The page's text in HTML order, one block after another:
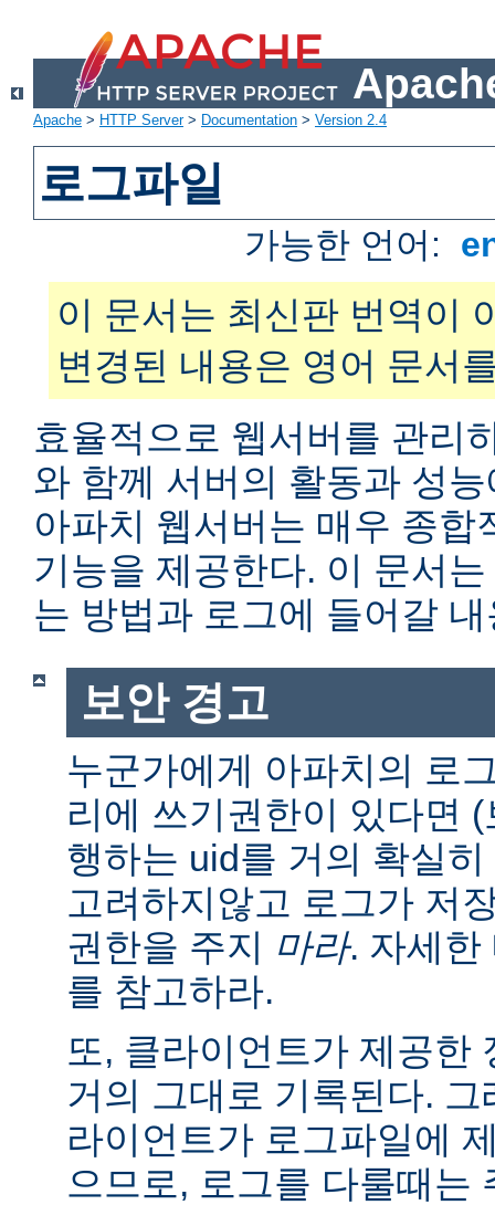
Apache > HTTP Server> Documentation > Version 2.4
로그파일
가능한 언어:
이 문서는 최신판 번역이
변경된 내용은 영어 문서
효율적으로 웹서버를 관리
와 함께 서버의 활동과 성
아파치 웹서버는 매우 종합
기능을 제공한다. 이 문서
는 방법과 로그에 들어갈
보안 경고
누군가에게 아파치의 로
리에 쓰기권한이 있다면
행하는 uid를 거의 확실
고려하지않고 로그가 저
권한을 주지 마라. 자세
를 참고하라.
또, 클라이언트가 제공한
거의 그대로 기록된다.
라이언트가 로그파일에
으므로, 로그를 다룰때는